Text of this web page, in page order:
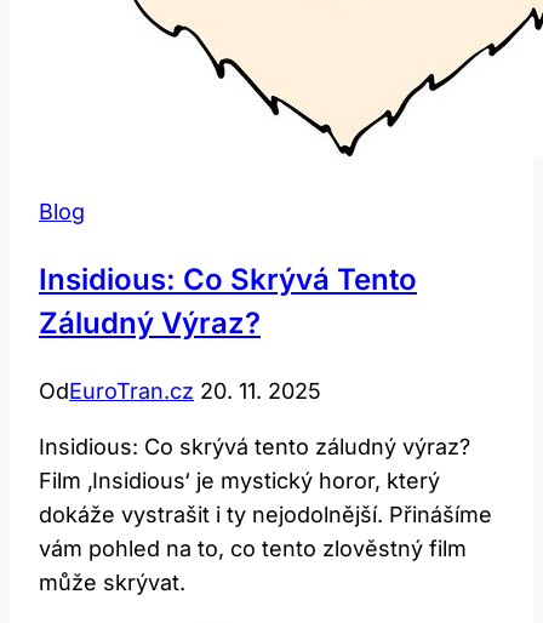
Blog
Insidious: Co Skrývá Tento
Záludný Výraz?
OdEuroTran.cz 20. 11. 2025
Insidious: Co skrývá tento záludný výraz?
Film ‚Insidious‘ je mystický horor, který
dokáže vystrašit i ty nejodolnější. Přinášíme
vám pohled na to, co tento zlověstný film
může skrývat.